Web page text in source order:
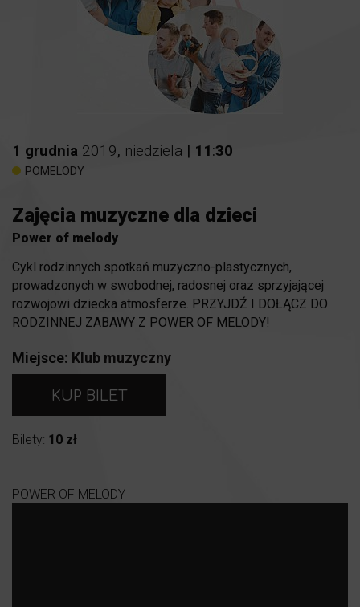
1 grudnia 2019, niedziela | 11:30
POMELODY
Zajęcia muzyczne dla dzieci
Power of melody
Cykl rodzinnych spotkań muzyczno-plastycznych,
prowadzonych w swobodnej, radosnej oraz sprzyjającej
rozwojowi dziecka atmosferze. PRZYJDŹ I DOŁĄCZ DO
RODZINNEJ ZABAWY Z POWER OF MELODY!
Miejsce: Klub muzyczny
KUP BILET
Bilety: 10 zł
POWER OF MELODY